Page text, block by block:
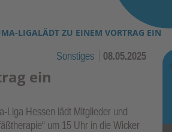
LIGALÄDT ZU EINEM VORTRAG EIN
Sonstiges 08.05.2025
ein
Liga Hessen lädt Mitglieder und
um 15 Uhr in die Wicker